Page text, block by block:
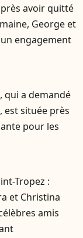
avoir quitté
George et
engagement
qui a demandé
est située près
pour les
Tropez :
et Christina
amis